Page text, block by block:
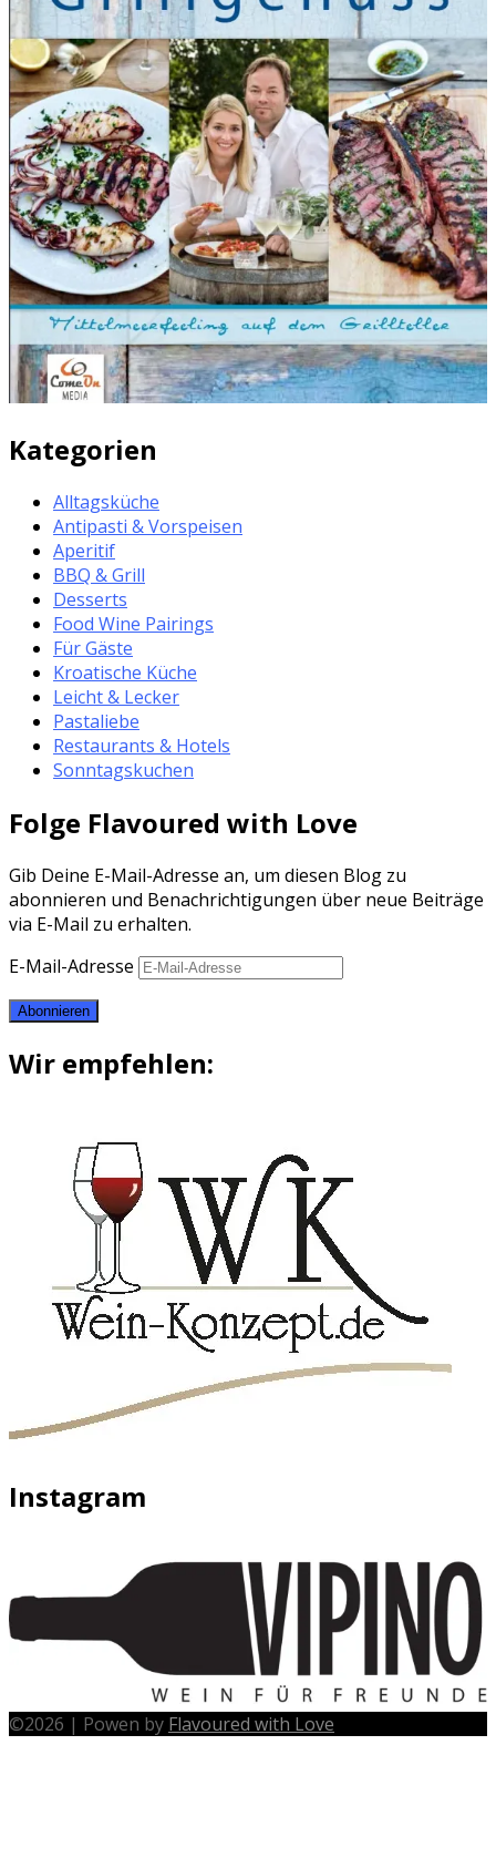
Kategorien
Alltagsküche
Antipasti & Vorspeisen
Aperitif
BBQ & Grill
Desserts
Food Wine Pairings
Für Gäste
Kroatische Küche
Leicht & Lecker
Pastaliebe
Restaurants & Hotels
Sonntagskuchen
Folge Flavoured with Love
Gib Deine E-Mail-Adresse an, um diesen Blog zu
abonnieren und Benachrichtigungen über neue Beiträge
via E-Mail zu erhalten.
E-Mail-Adresse
Abonnieren
Wir empfehlen:
Instagram
©2026 | Powen by Flavoured with Love